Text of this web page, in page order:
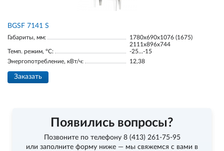
BGSF 7141 S
Габариты, мм:
1780х690х1076 (1675)
2111х896х744
Темп. режим, °С:
-25…-15
Энергопотребление, кВт/ч:
12,38
Заказать
Появились вопросы?
Позвоните по телефону 8 (413) 261-75-95
или заполните форму ниже — мы свяжемся с вами в